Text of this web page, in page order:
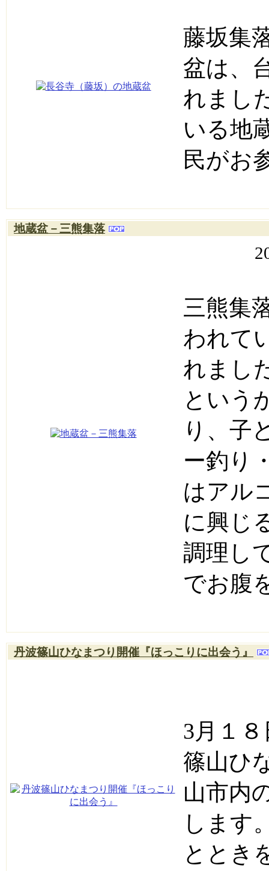
藤坂集
盆は、
れまし
いる地
民がお
地蔵盆－三熊集落
三熊集
われて
れまし
という
り、子
ー釣り
はアル
に興じ
調理し
でお腹
丹波篠山ひなまつり開催『ほっこりに出会う』
3月１
篠山ひ
山市内
します
ととき